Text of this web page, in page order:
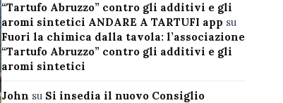
“Tartufo Abruzzo” contro gli additivi e gli
aromi sintetici ANDARE A TARTUFI app su
Fuori la chimica dalla tavola: l’associazione
“Tartufo Abruzzo” contro gli additivi e gli
aromi sintetici
John su Si insedia il nuovo Consiglio